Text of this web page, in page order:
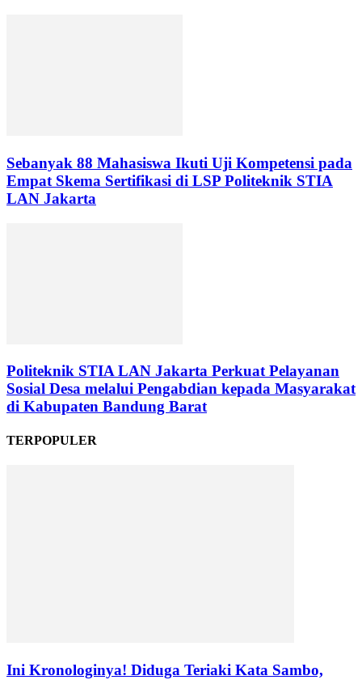
Sebanyak 88 Mahasiswa Ikuti Uji Kompetensi pada
Empat Skema Sertifikasi di LSP Politeknik STIA
LAN Jakarta
Politeknik STIA LAN Jakarta Perkuat Pelayanan
Sosial Desa melalui Pengabdian kepada Masyarakat
di Kabupaten Bandung Barat
TERPOPULER
Ini Kronologinya! Diduga Teriaki Kata Sambo,